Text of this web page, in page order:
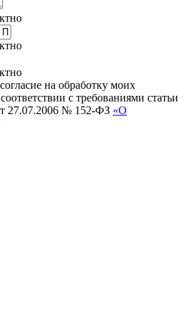
на обработку моих
с требованиями статьи
27.07.2006 № 152-ФЗ «О